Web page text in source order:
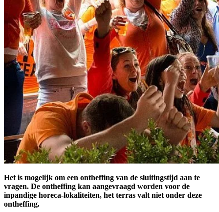
Het is mogelijk om een ontheffing van de sluitingstijd aan te
vragen. De ontheffing kan aangevraagd worden voor de
inpandige horeca-lokaliteiten, het terras valt niet onder deze
ontheffing.